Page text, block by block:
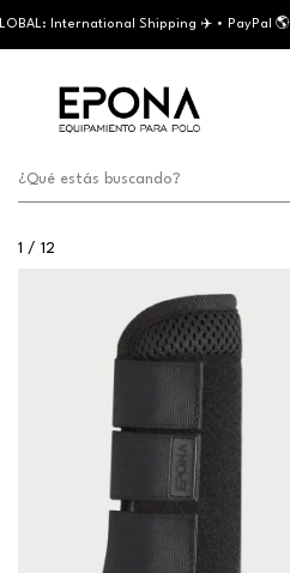
International Shipping ✈️ • PayPal 🌎 ]
1 / 12